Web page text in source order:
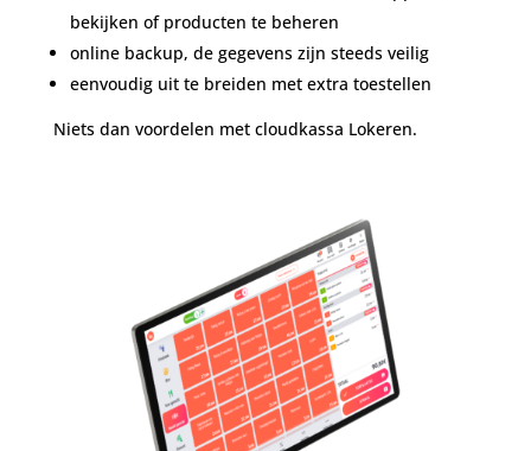
bekijken of producten te beheren
online backup, de gegevens zijn steeds veilig
eenvoudig uit te breiden met extra toestellen
Niets dan voordelen met cloudkassa Lokeren.